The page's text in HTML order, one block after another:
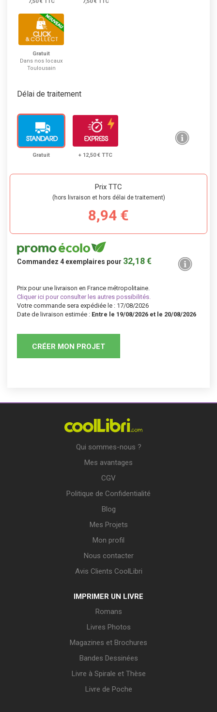
Gratuit
Dans nos locaux
Toulousain
Délai de traitement
Gratuit + 12,50 € TTC
Prix TTC
(hors livraison et hors délai de traitement)
8,94 €
Commandez 4 exemplaires pour 32,18 €
Prix pour une livraison en France métropolitaine.
Cliquer ici pour consulter les autres possibilités.
Votre commande sera expédiée le : 17/08/2026
Date de livraison estimée : Entre le 19/08/2026 et le 20/08/2026
Qui sommes-nous ?
Mes avantages
CGV
Politique de Confidentialité
Blog
Mes Projets
Mon profil
Nous contacter
Avis Clients CoolLibri
IMPRIMER UN LIVRE
Romans
Livres Photos
Magazines et Brochures
Bandes Dessinées
Livre à Spirale et Thèse
Livre de Poche